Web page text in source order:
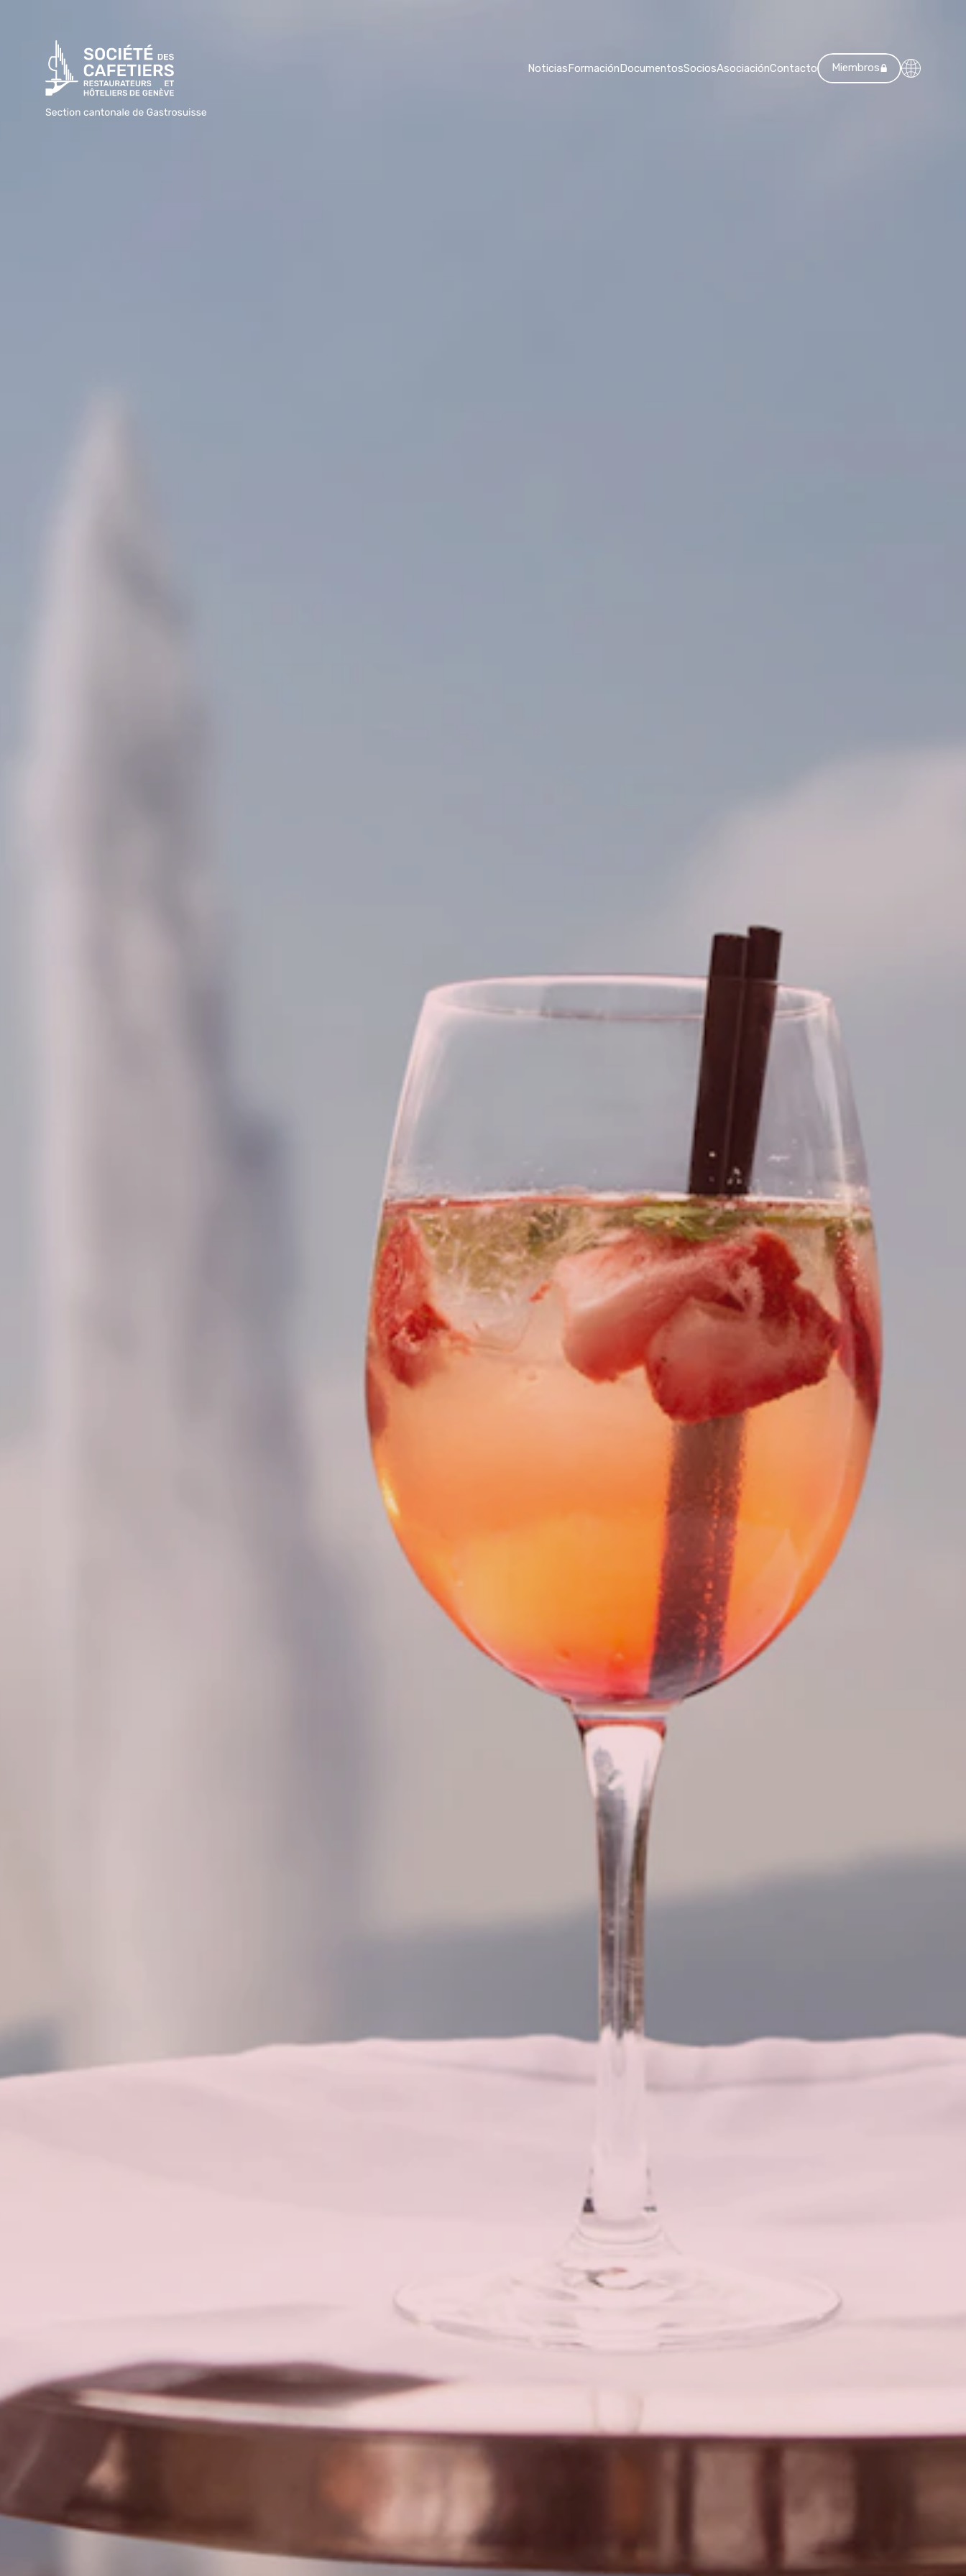
NoticiasFormaciónDocumentosSociosAsociaciónContacto Miembros